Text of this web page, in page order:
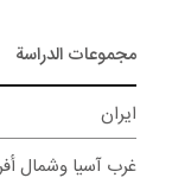
مجموعات الدراسة
ايران
غرب آسيا وشمال